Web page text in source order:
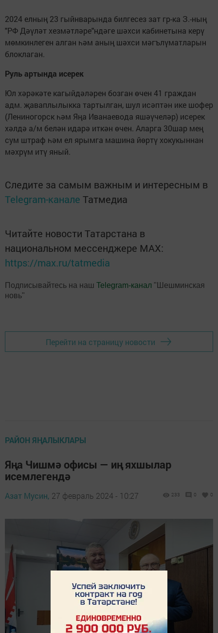
2024 елның 23 гыйнварында билгесез зат гр-ка З.-ның
"РФ Дәүләт хезмәтләре"ндәге шәхси кабинетына керү
мөмкинлеген алган һәм аның шәхси мәгълүматларын
блоклаган.
Руль артында исерек
Юл хәрәкәте кагыйдәләрен бозган өчен 41 граждан
адм. җаваплылыкка тартылган, шул исәптән ике шофер
(Лениногорск һәм Яңа Иванаевода яшәүчеләр) исерек
хәлдә а/м белән идарә иткән өчен. Аларга 30шар мең
сум штраф һәм ел ярымга машина йөртү хокукыннан
мәхрүм итү яный.
Следите за самым важным и интересным в
Telegram-канале Татмедиа
Читайте новости Татарстана в
национальном мессенджере MАХ:
https://max.ru/tatmedia
Подписывайтесь на наш Telegram-канал "Шешминская
новь"
Перейти на страницу новости
РАЙОН ЯҢАЛЫКЛАРЫ
Яңа Чишмә офисы — иң яхшылар
исемлегендә
Азат Мусин, 27 февраль 2024 - 10:27 233 0 0